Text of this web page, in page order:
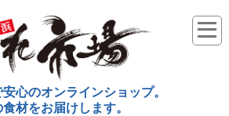
心のオンラインショップ。
材をお届けします。